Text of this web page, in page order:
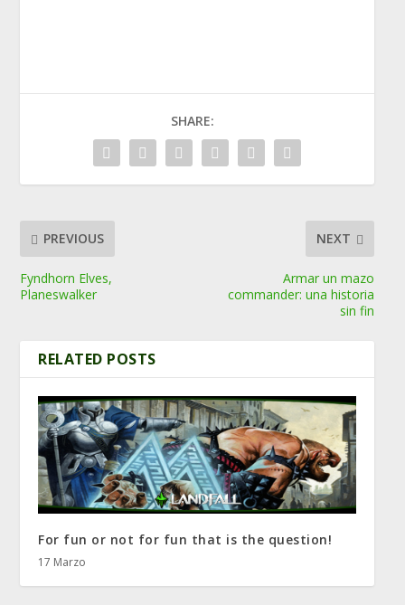
SHARE:
PREVIOUS
Fyndhorn Elves,
Planeswalker
NEXT
Armar un mazo
commander: una historia
sin fin
RELATED POSTS
For fun or not for fun that is the question!
17 Marzo